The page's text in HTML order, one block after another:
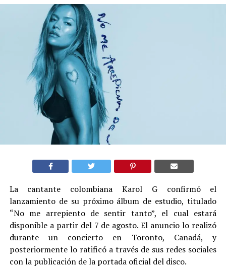
La cantante colombiana Karol G confirmó el
lanzamiento de su próximo álbum de estudio, titulado
“No me arrepiento de sentir tanto”, el cual estará
disponible a partir del 7 de agosto. El anuncio lo realizó
durante un concierto en Toronto, Canadá, y
posteriormente lo ratificó a través de sus redes sociales
con la publicación de la portada oficial del disco.